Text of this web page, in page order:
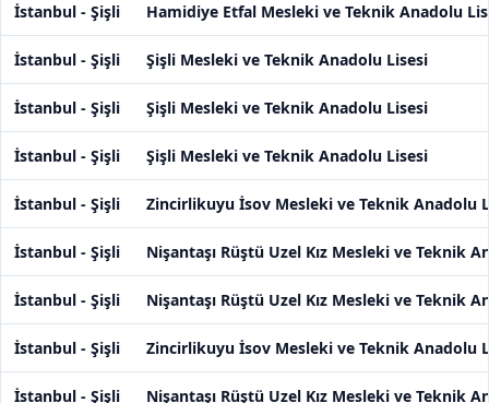
İstanbul - Şişli Hamidiye Etfal Mesleki ve Teknik Anadolu
İstanbul - Şişli Şişli Mesleki ve Teknik Anadolu Lisesi
İstanbul - Şişli Şişli Mesleki ve Teknik Anadolu Lisesi
İstanbul - Şişli Şişli Mesleki ve Teknik Anadolu Lisesi
İstanbul - Şişli Zincirlikuyu İsov Mesleki ve Teknik Anadolu
İstanbul - Şişli Nişantaşı Rüştü Uzel Kız Mesleki ve Teknik
İstanbul - Şişli Nişantaşı Rüştü Uzel Kız Mesleki ve Teknik
İstanbul - Şişli Zincirlikuyu İsov Mesleki ve Teknik Anadolu
İstanbul - Şişli Nişantaşı Rüştü Uzel Kız Mesleki ve Teknik